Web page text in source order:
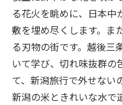
る花火を眺めに、日本中
敷を埋め尽くします。ま
る刃物の街です。越後三
いて学び、切れ味抜群の
て、新潟旅行で外せない
新潟の米ときれいな水で